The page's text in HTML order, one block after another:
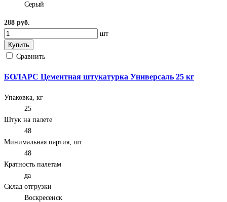
Серый
288 руб.
шт
Купить
Сравнить
БОЛАРС Цементная штукатурка Универсаль 25 кг
Упаковка, кг
25
Штук на палете
48
Минимальная партия, шт
48
Кратность палетам
да
Склад отгрузки
Воскресенск